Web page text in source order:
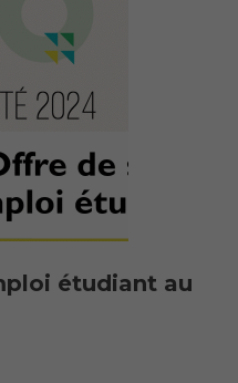
étudiant au